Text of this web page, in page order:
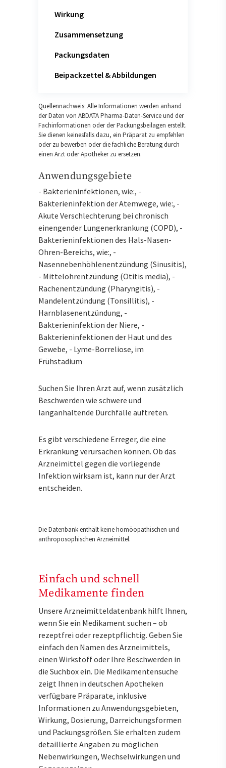
Wirkung
Zusammensetzung
Packungsdaten
Beipackzettel & Abbildungen
Quellennachweis: Alle Informationen werden anhand
der Daten von ABDATA Pharma-Daten-Service und der
Fachinformationen oder der Packungsbeilagen erstellt.
Sie dienen keinesfalls dazu, ein Präparat zu empfehlen
oder zu bewerben oder die fachliche Beratung durch
einen Arzt oder Apotheker zu ersetzen.
Anwendungsgebiete
- Bakterieninfektionen, wie:, -
Bakterieninfektion der Atemwege, wie:, -
Akute Verschlechterung bei chronisch
einengender Lungenerkrankung (COPD), -
Bakterieninfektionen des Hals-Nasen-
Ohren-Bereichs, wie:, -
Nasennebenhöhlenentzündung (Sinusitis),
- Mittelohrentzündung (Otitis media), -
Rachenentzündung (Pharyngitis), -
Mandelentzündung (Tonsillitis), -
Harnblasenentzündung, -
Bakterieninfektion der Niere, -
Bakterieninfektionen der Haut und des
Gewebe, - Lyme-Borreliose, im
Frühstadium
Suchen Sie Ihren Arzt auf, wenn zusätzlich
Beschwerden wie schwere und
langanhaltende Durchfälle auftreten.
Es gibt verschiedene Erreger, die eine
Erkrankung verursachen können. Ob das
Arzneimittel gegen die vorliegende
Infektion wirksam ist, kann nur der Arzt
entscheiden.
Die Datenbank enthält keine homöopathischen und
anthroposophischen Arzneimittel.
Einfach und schnell
Medikamente finden
Unsere Arzneimitteldatenbank hilft Ihnen,
wenn Sie ein Medikament suchen – ob
rezeptfrei oder rezeptpflichtig. Geben Sie
einfach den Namen des Arzneimittels,
einen Wirkstoff oder Ihre Beschwerden in
die Suchbox ein. Die Medikamentensuche
zeigt Ihnen in deutschen Apotheken
verfügbare Präparate, inklusive
Informationen zu Anwendungsgebieten,
Wirkung, Dosierung, Darreichungsformen
und Packungsgrößen. Sie erhalten zudem
detaillierte Angaben zu möglichen
Nebenwirkungen, Wechselwirkungen und